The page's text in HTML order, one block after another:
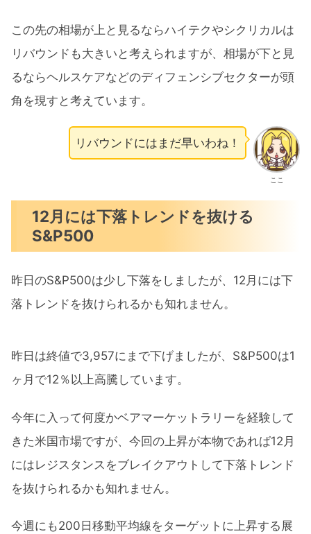
この先の相場が上と見るならハイテクやシクリカルは
リバウンドも大きいと考えられますが、相場が下と見
るならヘルスケアなどのディフェンシブセクターが頭
角を現すと考えています。
ここ
リバウンドにはまだ早いわね！
12月には下落トレンドを抜ける
S&P500
昨日のS&P500は少し下落をしましたが、12月には下
落トレンドを抜けられるかも知れません。
昨日は終値で3,957にまで下げましたが、S&P500は1
ヶ月で12％以上高騰しています。
今年に入って何度かベアマーケットラリーを経験して
きた米国市場ですが、今回の上昇が本物であれば12月
にはレジスタンスをブレイクアウトして下落トレンド
を抜けられるかも知れません。
今週にも200日移動平均線をターゲットに上昇する展